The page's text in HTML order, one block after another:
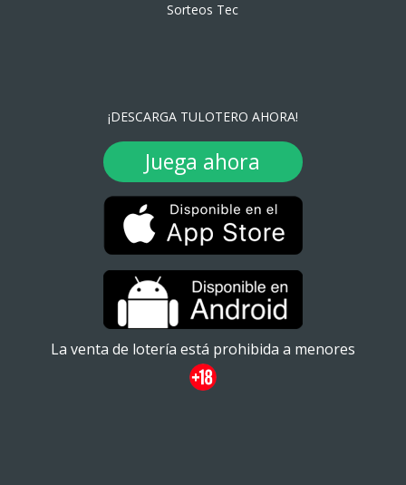
Sorteos Tec
¡DESCARGA TULOTERO AHORA!
Juega ahora
La venta de lotería está prohibida a menores